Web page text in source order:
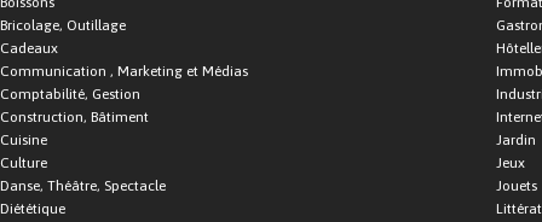
Bricolage, Outillage
Cadeaux
Communication , Marketing et Médias
Comptabilité, Gestion
Construction, Bâtiment
Cuisine
Culture
Danse, Théâtre, Spectacle
Diététique
Jardin
Jeux
Jouets